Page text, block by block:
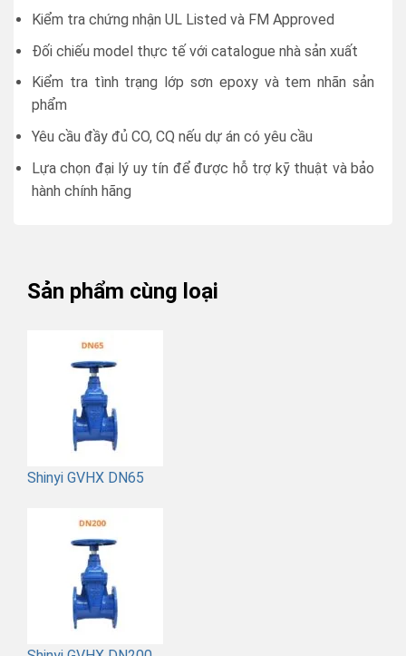
Kiểm tra chứng nhận UL Listed và FM Approved
Đối chiếu model thực tế với catalogue nhà sản xuất
Kiểm tra tình trạng lớp sơn epoxy và tem nhãn sản
phẩm
Yêu cầu đầy đủ CO, CQ nếu dự án có yêu cầu
Lựa chọn đại lý uy tín để được hỗ trợ kỹ thuật và bảo
hành chính hãng
Sản phẩm cùng loại
Shinyi GVHX DN65